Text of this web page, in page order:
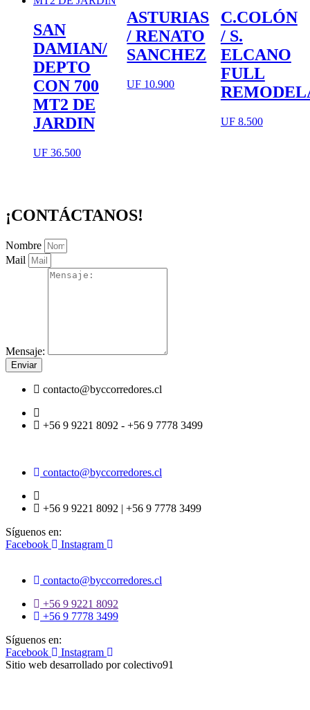
SAN
DAMIAN/
DEPTO
CON 700
MT2 DE
JARDIN
UF 36.500
ASTURIAS
/ RENATO
SANCHEZ
UF 10.900
C.COLÓN
/ S.
ELCANO
FULL
UF8.500
¡CONTÁCTANOS!
Nombre
Mail
Mensaje:
Enviar
contacto@byccorredores.cl
+56 9 9221 8092 - +56 9 7778 3499
contacto@byccorredores.cl
+56 9 9221 8092 | +56 9 7778 3499
Síguenos en:
Facebook
Instagram
contacto@byccorredores.cl
+56 9 9221 8092
+56 9 7778 3499
Síguenos en:
Facebook
Instagram
Sitio web desarrollado por colectivo91